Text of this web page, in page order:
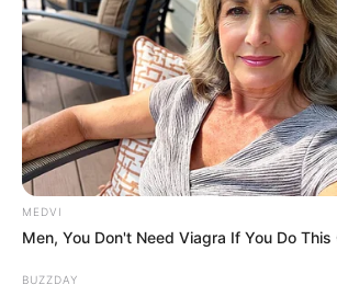
MEDVI
Men, You Don't Need Viagra If You Do This
BUZZDAY